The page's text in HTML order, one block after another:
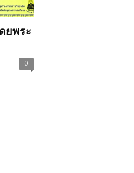
ยพระ
0